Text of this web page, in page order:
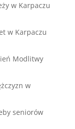
w Karpaczu
w Karpaczu
Modlitwy
w
seniorów